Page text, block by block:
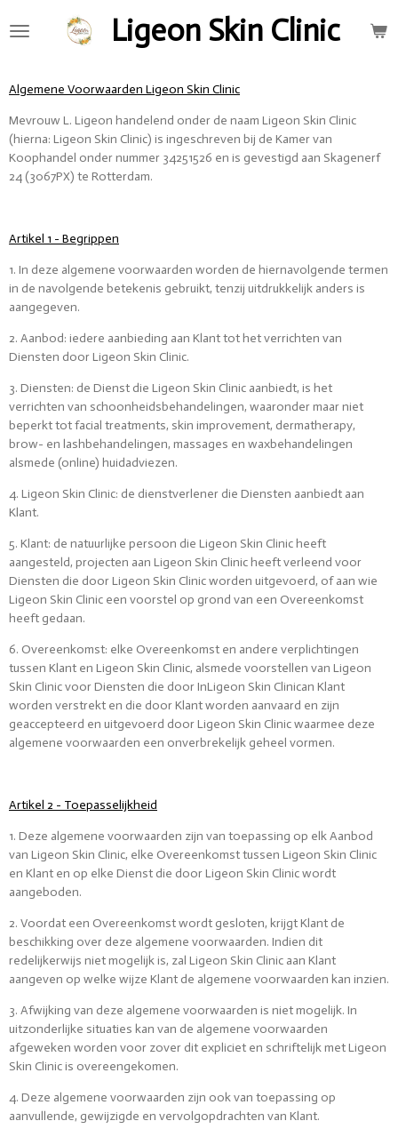
direct
hoofdinhoud
Ligeon Skin Clinic
Algemene Voorwaarden Ligeon Skin Clinic
Mevrouw L. Ligeon handelend onder de naam Ligeon Skin Clinic
(hierna: Ligeon Skin Clinic) is ingeschreven bij de Kamer van
Koophandel onder nummer 34251526 en is gevestigd aan Skagenerf
24 (3067PX) te Rotterdam.
Artikel 1 - Begrippen
1. In deze algemene voorwaarden worden de hiernavolgende termen
in de navolgende betekenis gebruikt, tenzij uitdrukkelijk anders is
aangegeven.
2. Aanbod: iedere aanbieding aan Klant tot het verrichten van
Diensten door Ligeon Skin Clinic.
3. Diensten: de Dienst die Ligeon Skin Clinic aanbiedt, is het
verrichten van schoonheidsbehandelingen, waaronder maar niet
beperkt tot facial treatments, skin improvement, dermatherapy,
brow- en lashbehandelingen, massages en waxbehandelingen
alsmede (online) huidadviezen.
4. Ligeon Skin Clinic: de dienstverlener die Diensten aanbiedt aan
Klant.
5. Klant: de natuurlijke persoon die Ligeon Skin Clinic heeft
aangesteld, projecten aan Ligeon Skin Clinic heeft verleend voor
Diensten die door Ligeon Skin Clinic worden uitgevoerd, of aan wie
Ligeon Skin Clinic een voorstel op grond van een Overeenkomst
heeft gedaan.
6. Overeenkomst: elke Overeenkomst en andere verplichtingen
tussen Klant en Ligeon Skin Clinic, alsmede voorstellen van Ligeon
Skin Clinic voor Diensten die door InLigeon Skin Clinican Klant
worden verstrekt en die door Klant worden aanvaard en zijn
geaccepteerd en uitgevoerd door Ligeon Skin Clinic waarmee deze
algemene voorwaarden een onverbrekelijk geheel vormen.
Artikel 2 - Toepasselijkheid
1. Deze algemene voorwaarden zijn van toepassing op elk Aanbod
van Ligeon Skin Clinic, elke Overeenkomst tussen Ligeon Skin Clinic
en Klant en op elke Dienst die door Ligeon Skin Clinic wordt
aangeboden.
2. Voordat een Overeenkomst wordt gesloten, krijgt Klant de
beschikking over deze algemene voorwaarden. Indien dit
redelijkerwijs niet mogelijk is, zal Ligeon Skin Clinic aan Klant
aangeven op welke wijze Klant de algemene voorwaarden kan inzien.
3. Afwijking van deze algemene voorwaarden is niet mogelijk. In
uitzonderlijke situaties kan van de algemene voorwaarden
afgeweken worden voor zover dit expliciet en schriftelijk met Ligeon
Skin Clinic is overeengekomen.
4. Deze algemene voorwaarden zijn ook van toepassing op
aanvullende, gewijzigde en vervolgopdrachten van Klant.